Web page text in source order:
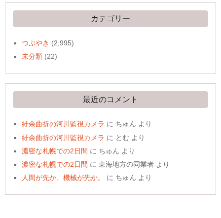
イ
ブ
カテゴリー
つぶやき (2,995)
未分類 (22)
最近のコメント
紆余曲折の河川監視カメラ に ちゅん より
紆余曲折の河川監視カメラ に とむ より
濃密な札幌での2日間 に ちゅん より
濃密な札幌での2日間 に東海地方の同業者 より
人間が先か、機械が先か。
に ちゅん より